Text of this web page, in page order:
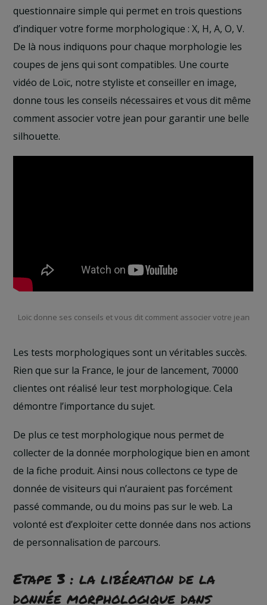
questionnaire simple qui permet en trois questions
d’indiquer votre forme morphologique : X, H, A, O, V.
De là nous indiquons pour chaque morphologie les
coupes de jens qui sont compatibles. Une courte
vidéo de Loïc, notre styliste et conseiller en image,
donne tous les conseils nécessaires et vous dit même
comment associer votre jean pour garantir une belle
silhouette.
Loïc donne ses conseils et vous dit comment associer votre jean
Les tests morphologiques sont un véritables succès.
Rien que sur la France, le jour de lancement, 70000
clientes ont réalisé leur test morphologique. Cela
démontre l’importance du sujet.
De plus ce test morphologique nous permet de
collecter de la donnée morphologique bien en amont
de la fiche produit. Ainsi nous collectons ce type de
donnée de visiteurs qui n’auraient pas forcément
passé commande, ou du moins pas sur le web. La
volonté est d’exploiter cette donnée dans nos actions
de personnalisation de parcours.
Etape 3 : la libération de la
donnée morphologique dans